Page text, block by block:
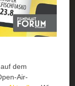
dem
Air-